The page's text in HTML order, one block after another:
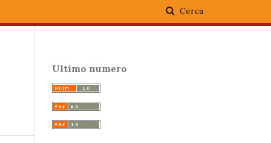
Cerca
Ultimo numero